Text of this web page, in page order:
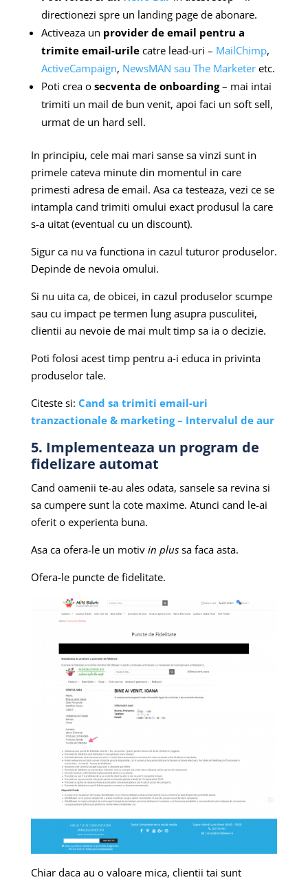
directionezi spre un landing page de abonare.
Activeaza un provider de email pentru a
trimite email-urilecatre lead-uri – MailChimp,
ActiveCampaign, NewsMAN sau The Marketer etc.
Poti crea osecventa de onboarding– mai intai
trimiti un mail de bun venit, apoi faci un soft sell,
urmat de un hard sell.
In principiu, cele mai mari sanse sa vinzi sunt in
primele cateva minute din momentul in care
primesti adresa de email. Asa ca testeaza, vezi ce se
intampla cand trimiti omului exact produsul la care
s-a uitat (eventual cu un discount).
Sigur ca nu va functiona in cazul tuturor produselor.
Depinde de nevoia omului.
Si nu uita ca, de obicei, in cazul produselor scumpe
sau cu impact pe termen lung asupra pusculitei,
clientii au nevoie de mai mult timp sa ia o decizie.
Poti folosi acest timp pentru a-i educa in privinta
produselor tale.
Citeste si: Cand sa trimiti email-uri
tranzactionale & marketing – Intervalul de aur
5. Implementeaza un program de
fidelizare automat
Cand oamenii te-au ales odata, sansele sa revina si
sa cumpere sunt la cote maxime. Atunci cand le-ai
oferit o experienta buna.
Asa ca ofera-le un motiv in plussa faca asta.
Ofera-le puncte de fidelitate.
Chiar daca au o valoare mica, clientii tai sunt